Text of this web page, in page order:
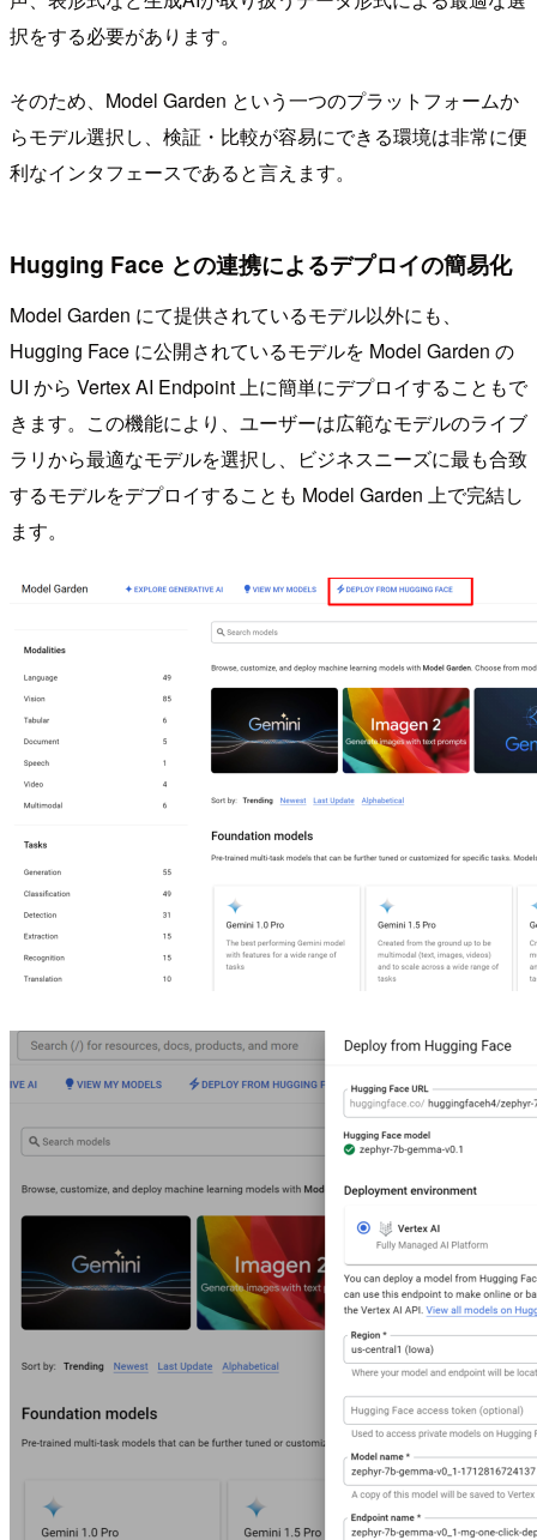
択をする必要があります。
そのため、Model Garden という一つのプラットフォームか
らモデル選択し、検証・比較が容易にできる環境は非常に便
利なインタフェースであると言えます。
Hugging Face との連携によるデプロイの簡易化
Model Garden にて提供されているモデル以外にも、
Hugging Face に公開されているモデルを Model Garden の
UI から Vertex AI Endpoint 上に簡単にデプロイすることもで
きます。この機能により、ユーザーは広範なモデルのライブ
ラリから最適なモデルを選択し、ビジネスニーズに最も合致
するモデルをデプロイすることも Model Garden 上で完結し
ます。